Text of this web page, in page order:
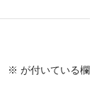
※ が付いている欄